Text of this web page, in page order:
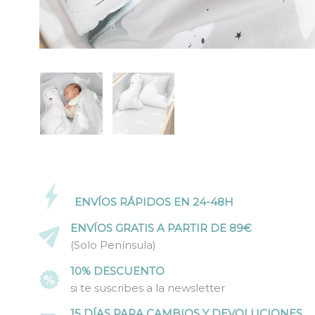
ENVÍOS RÁPIDOS EN 24-48H
ENVÍOS GRATIS A PARTIR DE 89€
(Solo Península)
10% DESCUENTO
si te suscribes a la newsletter